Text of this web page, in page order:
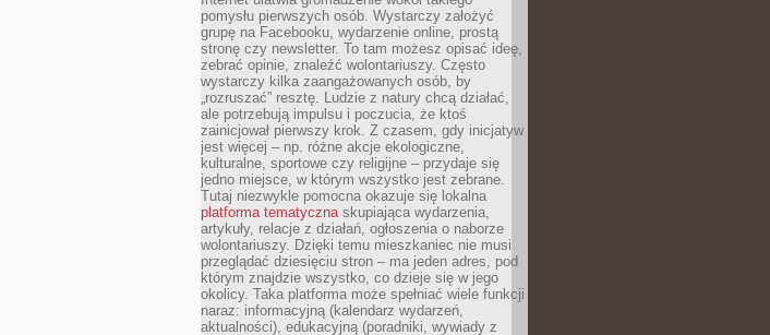
pomysłu pierwszych osób. Wystarczy założyć
grupę na Facebooku, wydarzenie online, prostą
stronę czy newsletter. To tam możesz opisać ideę,
zebrać opinie, znaleźć wolontariuszy. Często
wystarczy kilka zaangażowanych osób, by
„rozruszać” resztę. Ludzie z natury chcą działać,
ale potrzebują impulsu i poczucia, że ktoś
zainicjował pierwszy krok. Z czasem, gdy inicjatyw
jest więcej – np. różne akcje ekologiczne,
kulturalne, sportowe czy religijne – przydaje się
jedno miejsce, w którym wszystko jest zebrane.
Tutaj niezwykle pomocna okazuje się lokalna
platforma tematycznaskupiająca wydarzenia,
artykuły, relacje z działań, ogłoszenia o naborze
wolontariuszy. Dzięki temu mieszkaniec nie musi
przeglądać dziesięciu stron – ma jeden adres, pod
którym znajdzie wszystko, co dzieje się w jego
okolicy. Taka platforma może spełniać wiele funkcji
naraz: informacyjną (kalendarz wydarzeń,
aktualności), edukacyjną (poradniki, wywiady z